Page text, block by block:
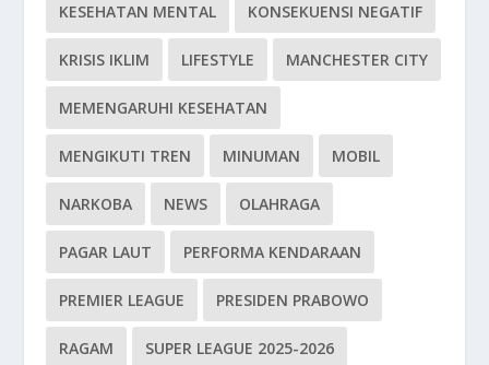
KESEHATAN MENTAL KONSEKUENSI NEGATIF
KRISIS IKLIM LIFESTYLE MANCHESTER CITY
MEMENGARUHI KESEHATAN
MENGIKUTI TREN MINUMAN MOBIL
NARKOBA NEWS OLAHRAGA
PAGAR LAUT PERFORMA KENDARAAN
PREMIER LEAGUE PRESIDEN PRABOWO
RAGAM SUPER LEAGUE 2025-2026